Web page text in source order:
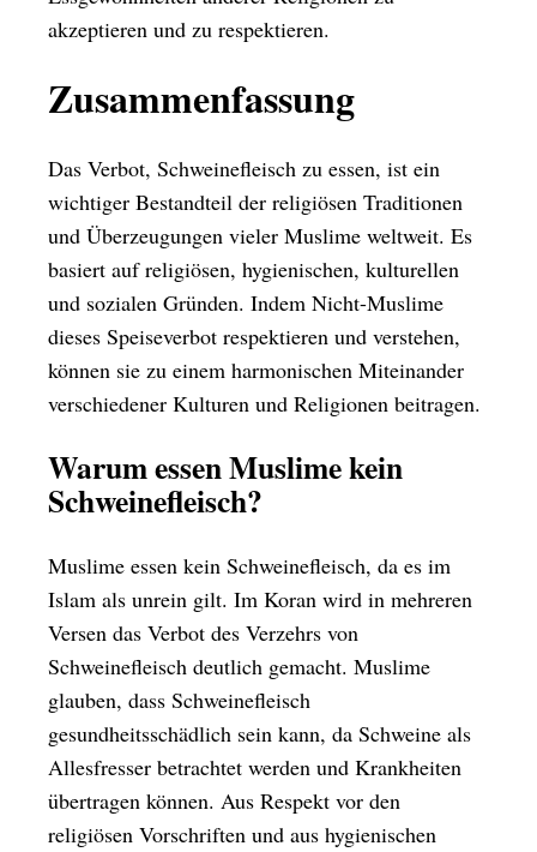
akzeptieren und zu respektieren.
Zusammenfassung
Das Verbot, Schweinefleisch zu essen, ist ein
wichtiger Bestandteil der religiösen Traditionen
und Überzeugungen vieler Muslime weltweit. Es
basiert auf religiösen, hygienischen, kulturellen
und sozialen Gründen. Indem Nicht-Muslime
dieses Speiseverbot respektieren und verstehen,
können sie zu einem harmonischen Miteinander
verschiedener Kulturen und Religionen beitragen.
Warum essen Muslime kein
Schweinefleisch?
Muslime essen kein Schweinefleisch, da es im
Islam als unrein gilt. Im Koran wird in mehreren
Versen das Verbot des Verzehrs von
Schweinefleisch deutlich gemacht. Muslime
glauben, dass Schweinefleisch
gesundheitsschädlich sein kann, da Schweine als
Allesfresser betrachtet werden und Krankheiten
übertragen können. Aus Respekt vor den
religiösen Vorschriften und aus hygienischen